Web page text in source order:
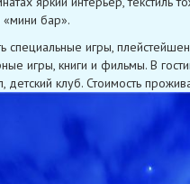
бар».
специальные игры,
игры, книги и фильмы. В
детский клуб. Стоимость